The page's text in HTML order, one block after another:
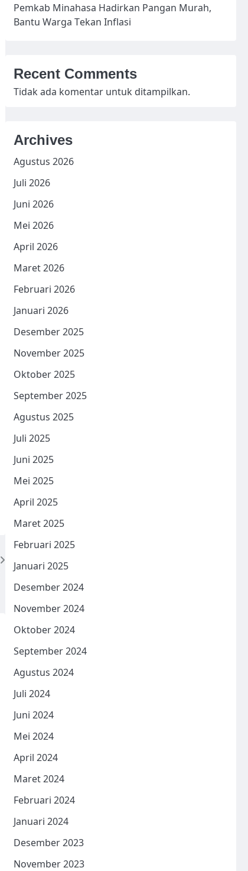
Pemkab Minahasa Hadirkan Pangan Murah,
Bantu Warga Tekan Inflasi
Recent Comments
Tidak ada komentar untuk ditampilkan.
Archives
Agustus 2026
Juli 2026
Juni 2026
Mei 2026
April 2026
Maret 2026
Februari 2026
Januari 2026
Desember 2025
November 2025
Oktober 2025
September 2025
Agustus 2025
Juli 2025
Juni 2025
Mei 2025
April 2025
Maret 2025
Februari 2025
Januari 2025
Desember 2024
November 2024
Oktober 2024
September 2024
Agustus 2024
Juli 2024
Juni 2024
Mei 2024
April 2024
Maret 2024
Februari 2024
Januari 2024
Desember 2023
November 2023